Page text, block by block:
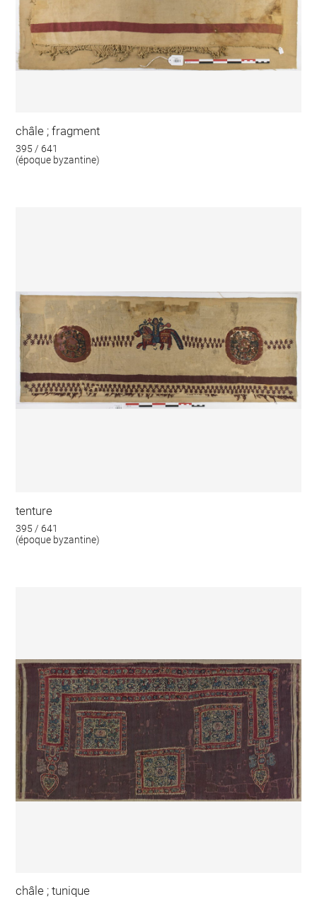
châle ; fragment
395 / 641
(époque byzantine)
tenture
395 / 641
(époque byzantine)
châle ; tunique